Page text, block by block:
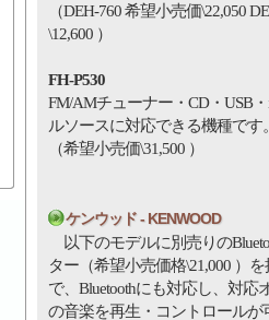
（DEH-760 希望小売価\22,050
\12,600 ）
FH-P530
FM/AMチューナー・CD・USB
ルソースに対応できる機種です
（希望小売価\31,500 ）
ケンウッド - KENWOOD
以下のモデルに別売りの
ター（希望小売価格\21,000 ）
で、Bluetoothにも対応し、対応
の音楽を再生・コントロールが